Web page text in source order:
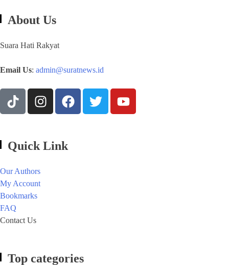
About Us
Suara Hati Rakyat
Email Us: admin@suratnews.id
Quick Link
Our Authors
My Account
Bookmarks
FAQ
Contact Us
Top categories